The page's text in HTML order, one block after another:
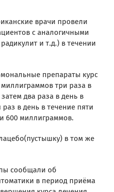
врачи провели
с аналогичными
и т.д.) в течении
препараты курс
три раза в
два раза в день в
в день в течение пяти
600 миллиграммов.
в том же
сообщали об
в период приёма